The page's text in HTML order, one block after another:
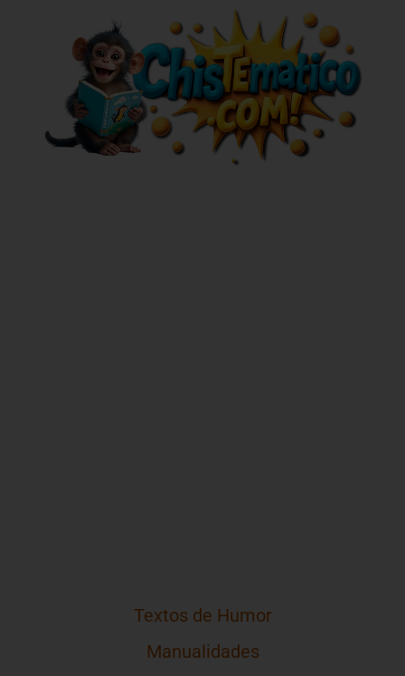
Textos de Humor
Manualidades